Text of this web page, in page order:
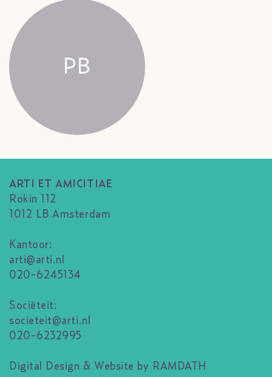
PB
ARTI ET AMICITIAE
Rokin 112
1012 LB Amsterdam
Kantoor:
arti@arti.nl
020-6245134
Sociëteit:
societeit@arti.nl
020-6232995
Digital Design & Website by RAMDATH